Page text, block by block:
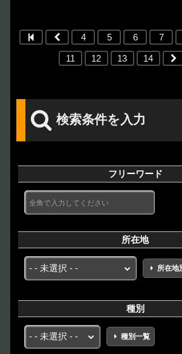
4 5 6 7
11 12 13 14
検索条件を入力
フリーワード
所在地
所在地
種別
種別一覧